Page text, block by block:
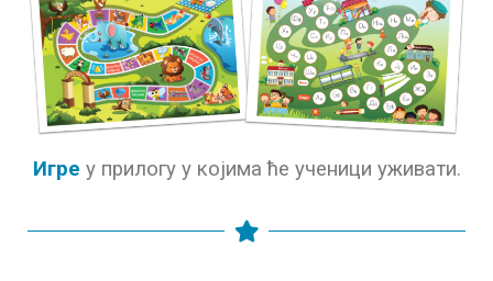
Игре у прилогу у којима ће ученици уживати.